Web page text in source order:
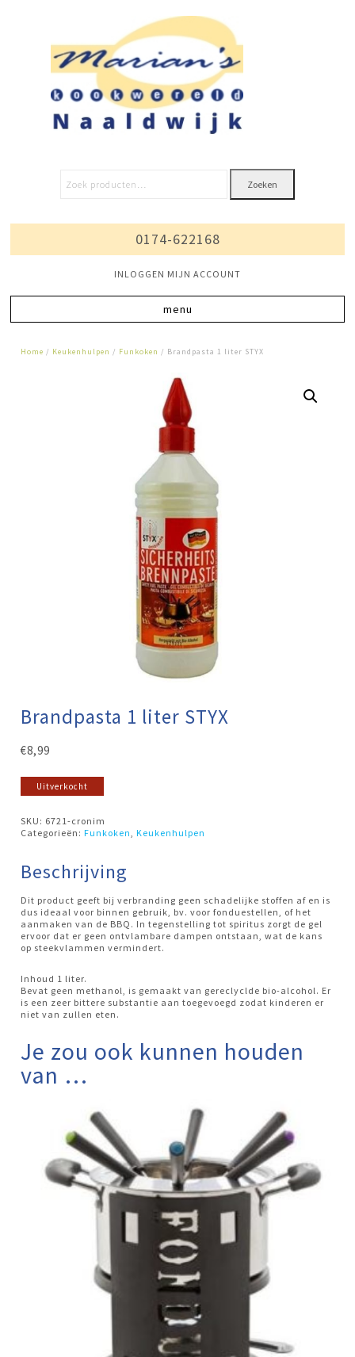
Zoeken
0174-622168
INLOGGEN MIJN ACCOUNT
Home / Keukenhulpen / Funkoken / Brandpasta 1 liter STYX
Brandpasta 1 liter STYX
€8,99
Uitverkocht
SKU: 6721-cronim
Categorieën:Funkoken ,Keukenhulpen
Beschrijving
Dit product geeft bij verbranding geen schadelijke stoffen af en is
dus ideaal voor binnen gebruik, bv. voor fonduestellen, of het
aanmaken van de BBQ. In tegenstelling tot spiritus zorgt de gel
ervoor dat er geen ontvlambare dampen ontstaan, wat de kans
op steekvlammen vermindert.
Inhoud 1 liter.
Bevat geen methanol, is gemaakt van gereclyclde bio-alcohol. Er
is een zeer bittere substantie aan toegevoegd zodat kinderen er
niet van zullen eten.
Je zou ook kunnen houden
van …